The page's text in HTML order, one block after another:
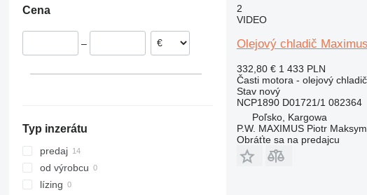
Dánsko
Cena
–
Typ inzerátu
predaj
od výrobcu
lízing
2
VIDEO
Olejový chladič
332,80 € 1 433 PLN
Časti motora - olejový chladič
Stavnový
NCP1890 D01721/1 082364
Poľsko, Kargowa
P.W. MAXIMUS Piotr
Obráťte sa na predajcu